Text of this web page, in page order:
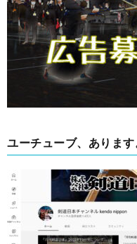
ユーチューブ、あります